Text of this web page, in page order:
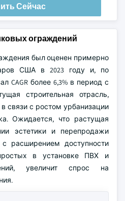
Сейчас
ограждений
был оценен примерно
США в 2023 году и, по
CAGR более 6,3% в период с
строительная отрасль,
связи с ростом урбанизации
Ожидается, что растущая
эстетики и перепродажи
расширением доступности
в установке ПВХ и
увеличит спрос на